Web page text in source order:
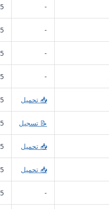
-
-
-
-
📥 تحميل
📝 تسجيل
📥 تحميل
📥 تحميل
-